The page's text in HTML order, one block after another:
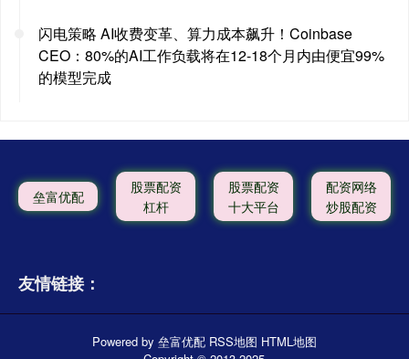
闪电策略 AI收费变革、算力成本飙升！Coinbase
CEO：80%的AI工作负载将在12-18个月内由便宜99%
的模型完成
垒富优配
股票配资
杠杆
股票配资
十大平台
配资网络
炒股配资
友情链接：
Powered by 垒富优配 RSS地图 HTML地图